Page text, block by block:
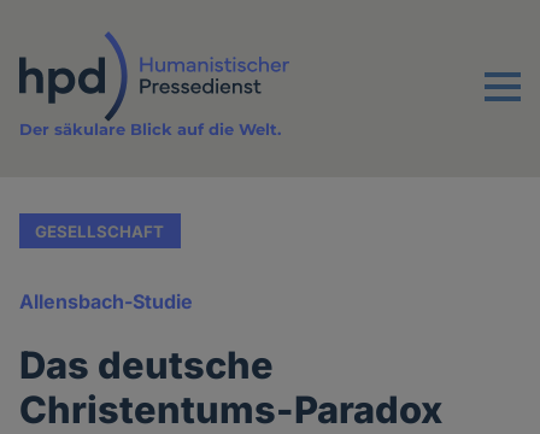
Inhalt
Menu
Der säkulare Blick auf die Welt.
GESELLSCHAFT
Allensbach-Studie
Das deutsche
Christentums-Paradox